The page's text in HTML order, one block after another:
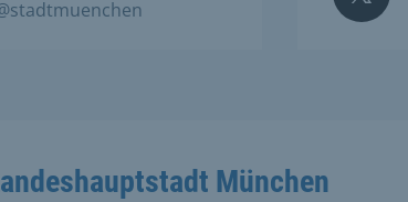
München